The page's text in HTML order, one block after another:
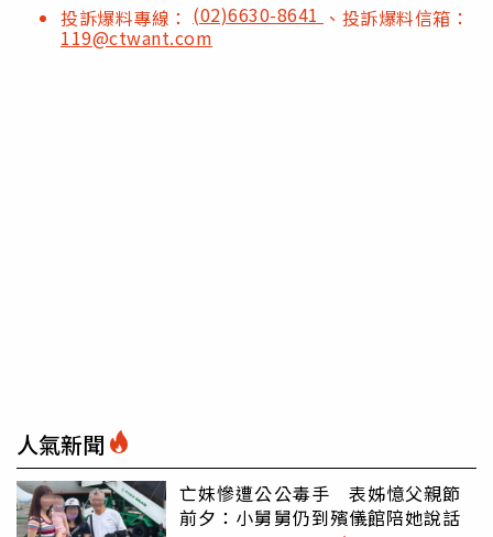
投訴爆料專線： (02)6630-8641 、投訴爆料信箱：
119@ctwant.com
人氣新聞
亡妹慘遭公公毒手 表姊憶父親節
前夕：小舅舅仍到殯儀館陪她說話